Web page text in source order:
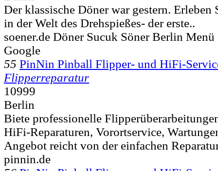
Der klassische Döner war gestern. Erleben
in der Welt des Drehspießes- der erste..
soener.de Döner Sucuk Söner Berlin
Google
55 PinNin Pinball Flipper- und HiFi-
Flipperreparatur
10999
Berlin
Biete professionelle
HiFi-Reparaturen, Vorortservice,
Angebot reicht von der einfachen
pinnin.de